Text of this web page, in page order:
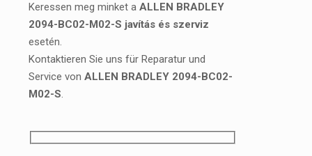
Keressen meg minket a ALLEN BRADLEY
2094-BC02-M02-S javítás és szerviz
esetén.
Kontaktieren Sie uns für Reparatur und
Service von ALLEN BRADLEY 2094-BC02-
M02-S.